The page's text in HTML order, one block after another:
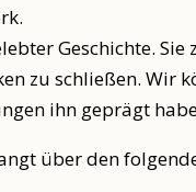
Geschichte.
zu schließen. Wir
ihn geprägt
über den